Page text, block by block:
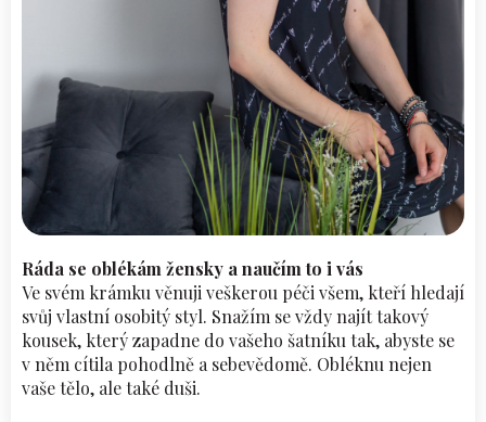
Ráda se oblékám žensky a naučím to i vás
Ve svém krámku věnuji veškerou péči všem, kteří hledají
svůj vlastní osobitý styl. Snažím se vždy najít takový
kousek, který zapadne do vašeho šatníku tak, abyste se
v něm cítila pohodlně a sebevědomě. Obléknu nejen
vaše tělo, ale také duši.